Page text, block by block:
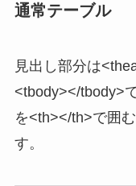
通常テーブル
見出し部分は
<tbody></tbody>
を<th></th>で囲
す。